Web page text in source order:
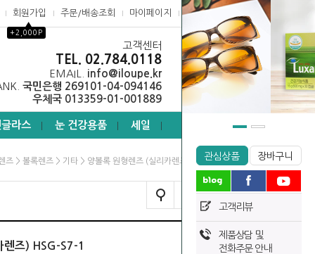
TODAY VIEW
관심상품 장바구니
고객리뷰
제품상담 및
전화주문 안내
회원가입
▲
+2,000P
주문/배송조회 마이페이지 고객센터
고객센터
TEL. 02.784.0118
EMAIL. info@iloupe.kr
국민은행 269101-04-094146
우체국 013359-01-001889
0
글라스 눈 건강용품 세일
즈 > 볼록렌즈 > 기타 > 양볼록 원형렌즈 (실리카렌즈) HSG-S7-1
렌즈) HSG-S7-1